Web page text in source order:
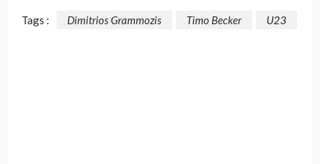
Tags : Dimitrios Grammozis Timo Becker U23